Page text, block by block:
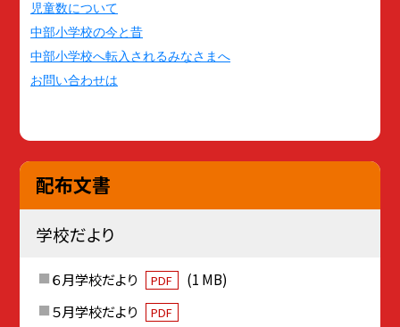
児童数について
中部小学校の今と昔
中部小学校へ転入されるみなさまへ
お問い合わせは
配布文書
学校だより
６月学校だより PDF
(1 MB)
５月学校だより
PDF